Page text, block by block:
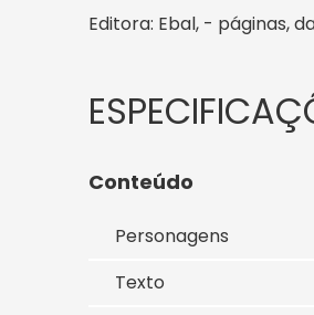
Editora: Ebal, - páginas,
Conteúdo
Personagens
Texto